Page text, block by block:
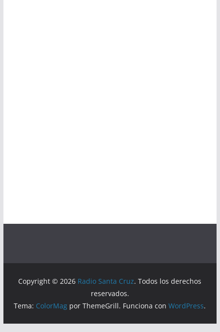
Copyright © 2026 Radio Santa Cruz. Todos los derechos
reservados.
Tema: ColorMag por ThemeGrill. Funciona conWordPress.